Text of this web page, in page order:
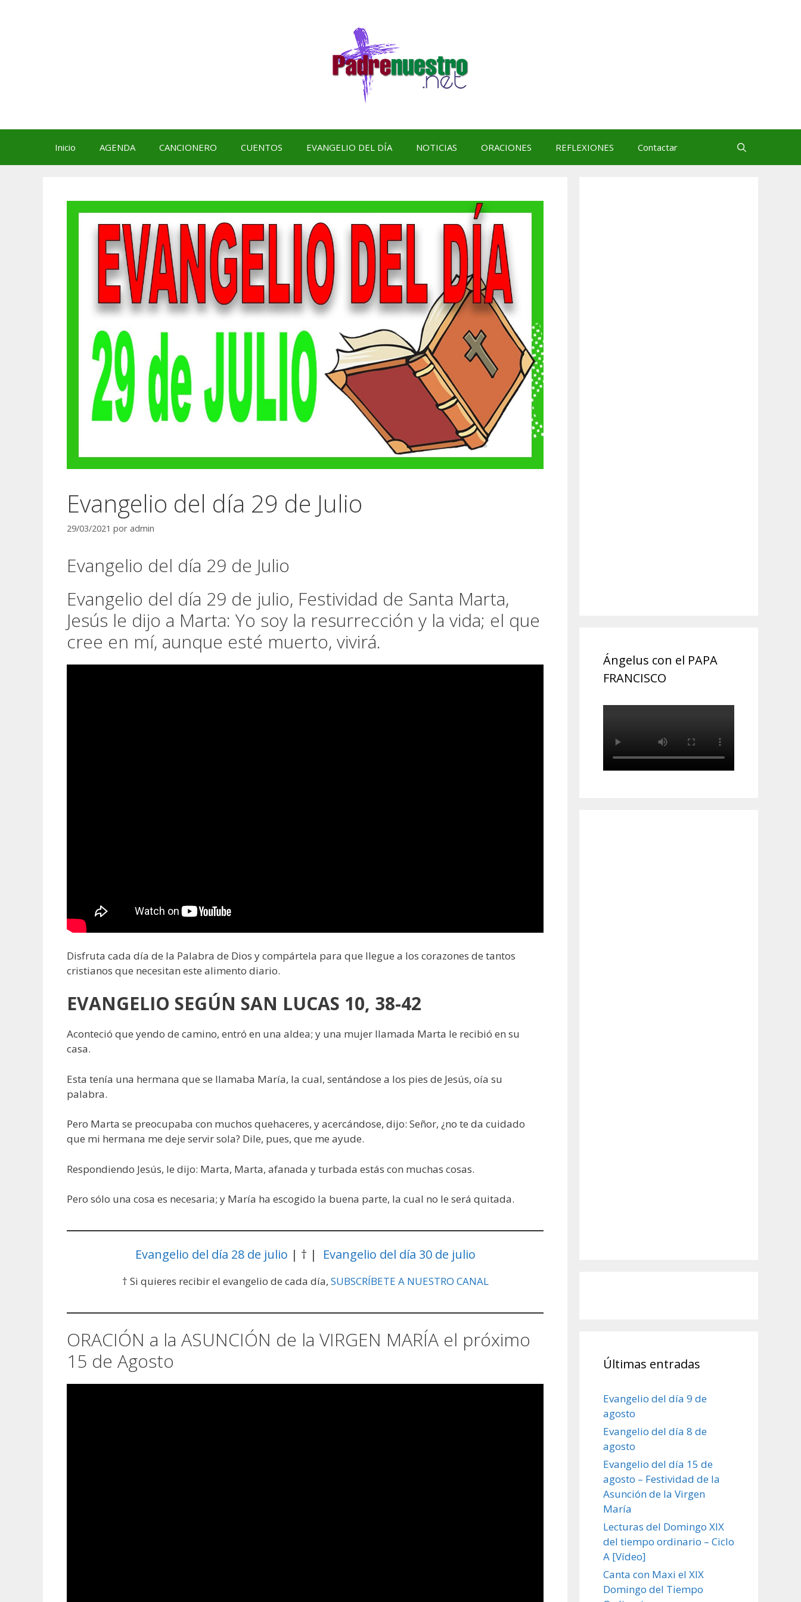
Inicio AGENDA CANCIONERO CUENTOS EVANGELIO DEL DÍA NOTICIAS ORACIONES REFLEXIONES Contactar
Evangelio del día 29 de Julio
29/03/2021 por admin
Evangelio del día 29 de Julio
Evangelio del día 29 de julio, Festividad de Santa Marta,
Jesús le dijo a Marta: Yo soy la resurrección y la vida; el que
cree en mí, aunque esté muerto, vivirá.
Disfruta cada día de la Palabra de Dios y compártela para que llegue a los corazones de tantos
cristianos que necesitan este alimento diario.
EVANGELIO SEGÚN SAN LUCAS 10, 38-42
Aconteció que yendo de camino, entró en una aldea; y una mujer llamada Marta le recibió en su
casa.
Esta tenía una hermana que se llamaba María, la cual, sentándose a los pies de Jesús, oía su
palabra.
Pero Marta se preocupaba con muchos quehaceres, y acercándose, dijo: Señor, ¿no te da cuidado
que mi hermana me deje servir sola? Dile, pues, que me ayude.
Respondiendo Jesús, le dijo: Marta, Marta, afanada y turbada estás con muchas cosas.
Pero sólo una cosa es necesaria; y María ha escogido la buena parte, la cual no le será quitada.
Evangelio del día 28 de julio | † | Evangelio del día 30 de julio
† Si quieres recibir el evangelio de cada día, SUBSCRÍBETE A NUESTRO CANAL
ORACIÓN a la ASUNCIÓN de la VIRGEN MARÍA el próximo
15 de Agosto
Ángelus con el PAPA
FRANCISCO
Últimas entradas
Evangelio del día 9 de
agosto
Evangelio del día 8 de
agosto
Evangelio del día 15 de
agosto – Festividad de la
Asunción de la Virgen
María
Lecturas del Domingo XIX
del tiempo ordinario – Ciclo
A [Vídeo]
Canta con Maxi el XIX
Domingo del Tiempo